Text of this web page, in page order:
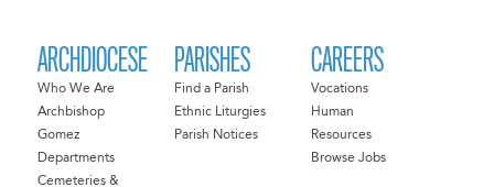
ARCHDIOCESE
Who We Are
Archbishop
Gomez
Departments
Cemeteries &
PARISHES
Find a Parish
Ethnic Liturgies
Parish Notices
CAREERS
Vocations
Human
Resources
Browse Jobs